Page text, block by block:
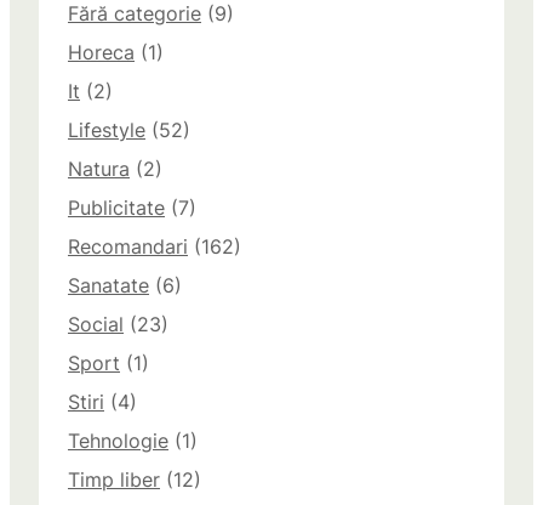
Fără categorie (9)
Horeca (1)
It (2)
Lifestyle (52)
Natura (2)
Publicitate (7)
Recomandari (162)
Sanatate (6)
Social (23)
Sport (1)
Stiri (4)
Tehnologie (1)
Timp liber (12)